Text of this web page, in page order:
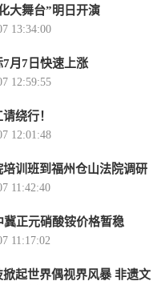
大舞台”明日开演
13:34:00
7月7日快速上涨
12:59:55
绕行！
12:01:48
培训班到福州仓山法院调研
11:42:40
冀正元硝酸铵价格暂稳
11:17:02
掀起世界偶视界风暴 非遗文